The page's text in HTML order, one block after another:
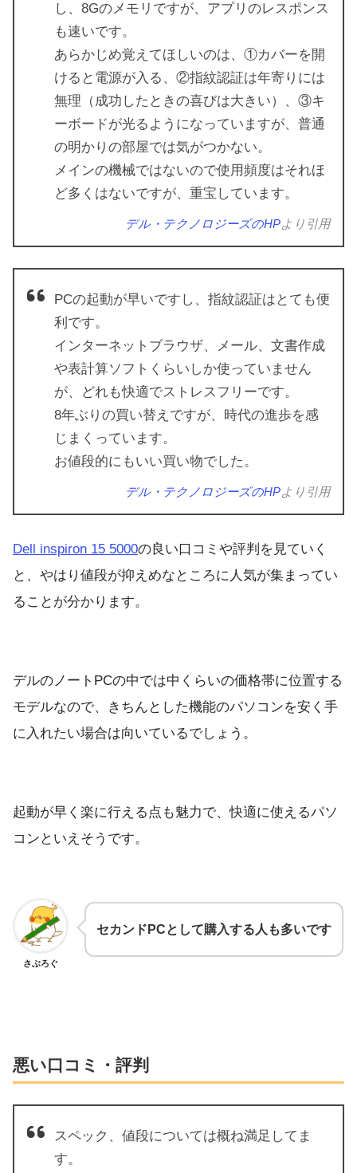
し、8Gのメモリですが、アプリのレスポンス
も速いです。
あらかじめ覚えてほしいのは、①カバーを開
けると電源が入る、②指紋認証は年寄りには
無理（成功したときの喜びは大きい）、③キ
ーボードが光るようになっていますが、普通
の明かりの部屋では気がつかない。
メインの機械ではないので使用頻度はそれほ
ど多くはないですが、重宝しています。
デル・テクノロジーズのHPより引用
PCの起動が早いですし、指紋認証はとても便
利です。
インターネットブラウザ、メール、文書作成
や表計算ソフトくらいしか使っていません
が、どれも快適でストレスフリーです。
8年ぶりの買い替えですが、時代の進歩を感
じまくっています。
お値段的にもいい買い物でした。
デル・テクノロジーズのHPより引用
Dell inspiron 15 5000の良い口コミや評判を見ていく
と、やはり値段が抑えめなところに人気が集まってい
ることが分かります。
デルのノートPCの中では中くらいの価格帯に位置する
モデルなので、きちんとした機能のパソコンを安く手
に入れたい場合は向いているでしょう。
起動が早く楽に行える点も魅力で、快適に使えるパソ
コンといえそうです。
さぶろぐ
セカンドPCとして購入する人も多いです
悪い口コミ・評判
スペック、値段については概ね満足してま
す。